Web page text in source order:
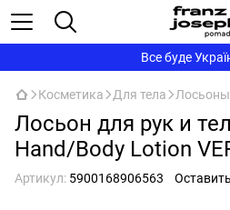
Все буде
Косметика Для тела
Лосьон для рук и
Hand/Body Lotion
Артикул: 5900168906563